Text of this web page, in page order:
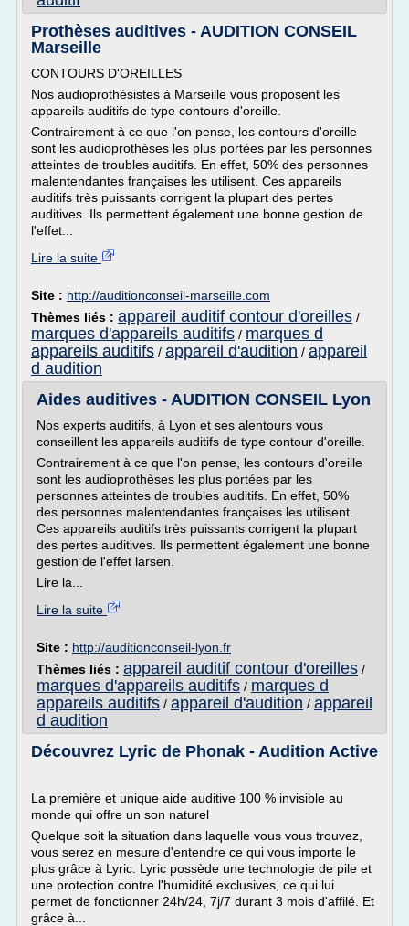
Prothèses auditives - AUDITION CONSEIL
Marseille
CONTOURS D'OREILLES
Nos audioprothésistes à Marseille vous proposent les
appareils auditifs de type contours d'oreille.
Contrairement à ce que l'on pense, les contours d'oreille
sont les audioprothèses les plus portées par les personnes
atteintes de troubles auditifs. En effet, 50% des personnes
malentendantes françaises les utilisent. Ces appareils
auditifs très puissants corrigent la plupart des pertes
auditives. Ils permettent également une bonne gestion de
l'effet...
Lire la suite
Site : http://auditionconseil-marseille.com
Thèmes liés : appareil auditif contour d'oreilles /
marques d'appareils auditifs / marques d
appareils auditifs / appareil d'audition / appareil
d audition
Aides auditives - AUDITION CONSEIL Lyon
Nos experts auditifs, à Lyon et ses alentours vous
conseillent les appareils auditifs de type contour d'oreille.
Contrairement à ce que l'on pense, les contours d'oreille
sont les audioprothèses les plus portées par les
personnes atteintes de troubles auditifs. En effet, 50%
des personnes malentendantes françaises les utilisent.
Ces appareils auditifs très puissants corrigent la plupart
des pertes auditives. Ils permettent également une bonne
gestion de l'effet larsen.
Lire la...
Lire la suite
Site : http://auditionconseil-lyon.fr
Thèmes liés : appareil auditif contour d'oreilles /
marques d'appareils auditifs / marques d
appareils auditifs / appareil d'audition / appareil
d audition
Découvrez Lyric de Phonak - Audition Active
La première et unique aide auditive 100 % invisible au
monde qui offre un son naturel
Quelque soit la situation dans laquelle vous vous trouvez,
vous serez en mesure d'entendre ce qui vous importe le
plus grâce à Lyric. Lyric possède une technologie de pile et
une protection contre l'humidité exclusives, ce qui lui
permet de fonctionner 24h/24, 7j/7 durant 3 mois d'affilé. Et
grâce à...